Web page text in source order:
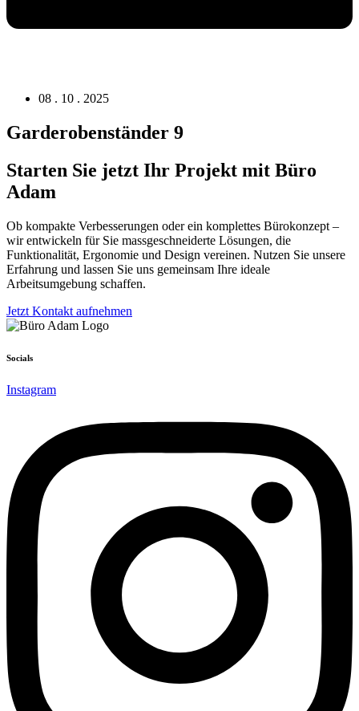
08 . 10 . 2025
Garderobenständer 9
Starten Sie jetzt Ihr Projekt mit Büro
Adam
Ob kompakte Verbesserungen oder ein komplettes Bürokonzept –
wir entwickeln für Sie massgeschneiderte Lösungen, die
Funktionalität, Ergonomie und Design vereinen. Nutzen Sie unsere
Erfahrung und lassen Sie uns gemeinsam Ihre ideale
Arbeitsumgebung schaffen.
Jetzt Kontakt aufnehmen
Socials
Instagram